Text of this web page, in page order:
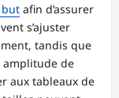
afin d’assurer
s’ajuster
tandis que
amplitude de
aux tableaux de